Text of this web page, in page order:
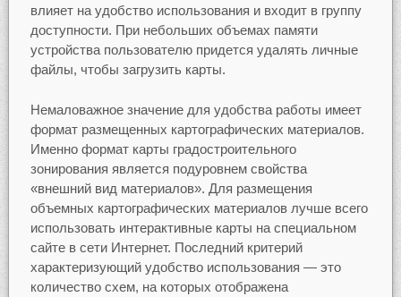
влияет на удобство использования и входит в группу
доступности. При небольших объемах памяти
устройства пользователю придется удалять личные
файлы, чтобы загрузить карты.
Немаловажное значение для удобства работы имеет
формат размещенных картографических материалов.
Именно формат карты градостроительного
зонирования является подуровнем свойства
«внешний вид материалов». Для размещения
объемных картографических материалов лучше всего
использовать интерактивные карты на специальном
сайте в сети Интернет. Последний критерий
характеризующий удобство использования — это
количество схем, на которых отображена